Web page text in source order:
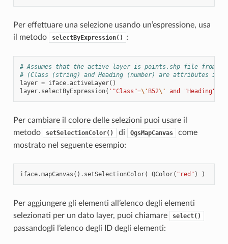
Per effettuare una selezione usando un’espressione, usa
il metodo
selectByExpression() :
# Assumes that the active layer is points.shp file from
# (Class (string) and Heading (number) are attributes in
layer = iface.activeLayer()
layer. selectByExpression( '"Class"=\' B52\' and "Heading" >
Per cambiare il colore delle selezioni puoi usare il
metodo
setSelectionColor() di QgsMapCanvas
come
mostrato nel seguente esempio:
iface.mapCanvas () . setSelectionColor( QColor( "red" ) )
Per aggiungere gli elementi all’elenco degli elementi
selezionati per un dato layer, puoi chiamare
select()
passandogli l’elenco degli ID degli elementi: